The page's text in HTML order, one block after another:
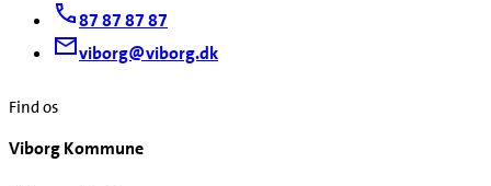
87 87 87 87
viborg@viborg.dk
Find os
Viborg Kommune